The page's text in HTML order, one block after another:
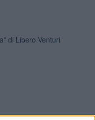
di Libero Venturi